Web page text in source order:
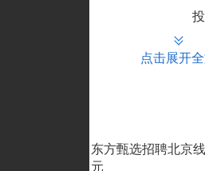
点击展开
东方甄选招聘北京
元